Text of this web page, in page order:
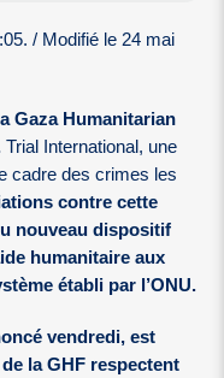
/ Modifié le 24 mai
Gaza Humanitarian
Trial International, une
cadre des crimes les
contre cette
nouveau dispositif
humanitaire aux
établi par l’ONU.
vendredi, est
la GHF respectent